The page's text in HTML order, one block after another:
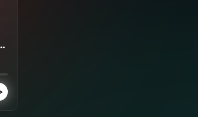
enciende